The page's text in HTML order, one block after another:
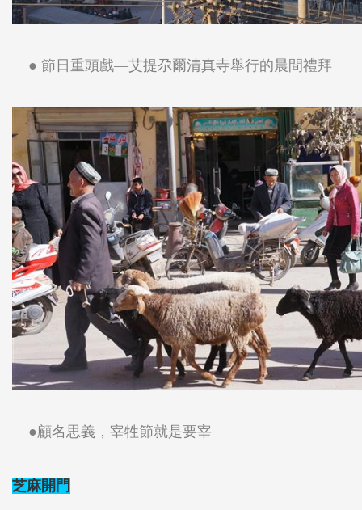
● 節日重頭戲―艾提尕爾清真寺舉行的晨間禮拜
●顧名思義，宰牲節就是要宰
芝麻開門